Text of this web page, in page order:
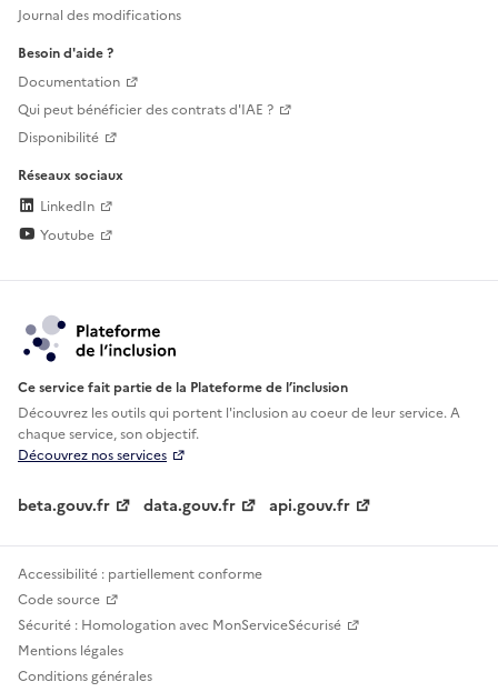
Journal des modifications
Besoin d'aide ?
Documentation
Qui peut bénéficier des contrats d'IAE ?
Disponibilité
Réseaux sociaux
LinkedIn
Youtube
Ce service fait partie de la Plateforme de l’inclusion
Découvrez les outils qui portent l'inclusion aucoeur de leur service. A
chaque service, son objectif.
Découvrez nos services
beta.gouv.fr data.gouv.fr api.gouv.fr
Accessibilité : partiellement conforme
Code source
Sécurité : Homologation avec MonServiceSécurisé
Mentions légales
Conditions générales